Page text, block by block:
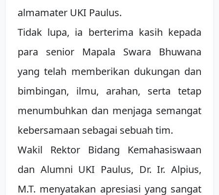
almamater UKI Paulus.
Tidak lupa, ia berterima kasih kepada
para senior Mapala Swara Bhuwana
yang telah memberikan dukungan dan
bimbingan, ilmu, arahan, serta tetap
menumbuhkan dan menjaga semangat
kebersamaan sebagai sebuah tim.
Wakil Rektor Bidang Kemahasiswaan
dan Alumni UKI Paulus, Dr. Ir. Alpius,
M.T. menyatakan apresiasi yang sangat